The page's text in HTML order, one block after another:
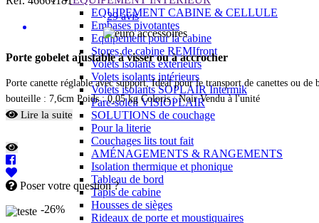
EQUIPEMENT CABINE & CELLULE
Embases pivotantes
Equipement pour la cabine
Stores de cabine REMIfront
Volets isolants extérieurs
Volets isolants intérieurs
Volets isolants SOPLAIR Intermik
Pare-soleil VISIOPLAIR
SOLUTIONS de couchage
Pour la literie
Couchages lits tout fait
AMÉNAGEMENTS & RANGEMENTS
Isolation thermique et phonique
Tableau de bord
Tapis de cabine
Housses de sièges
Rideaux de porte et moustiquaires
29 avis
Porte gobelet ajustable à visser ou à accrocher
Porte canette réglable avec support, Idéal pour le transport de canettes ou
bouteille : 7,6cm Poids : 0,05 kg Coloris : Noir Vendu à l'unité
Lire la suite
Poser votre question ?
-26%